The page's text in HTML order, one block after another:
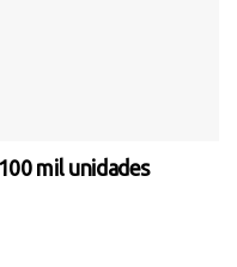
mil unidades